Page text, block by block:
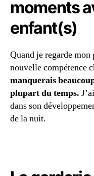
moments
enfant(s)
Quand je regarde
nouvelle compétence
manquerais
plupart du temps.
dans son
de la nuit.